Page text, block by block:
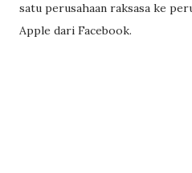
satu perusahaan raksasa ke
Apple dari Facebook.